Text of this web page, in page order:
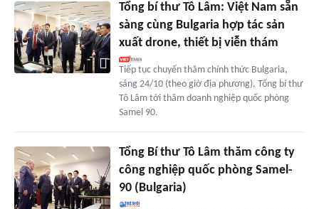
Tổng bí thư Tô Lâm: Việt Nam sẵn
sàng cùng Bulgaria hợp tác sản
xuất drone, thiết bị viễn thám
Tiếp tục chuyến thăm chính thức Bulgaria,
sáng 24/10 (theo giờ địa phương), Tổng bí thư
Tô Lâm tới thăm doanh nghiệp quốc phòng
Samel 90.
Tổng Bí thư Tô Lâm thăm công ty
công nghiệp quốc phòng Samel-
90 (Bulgaria)